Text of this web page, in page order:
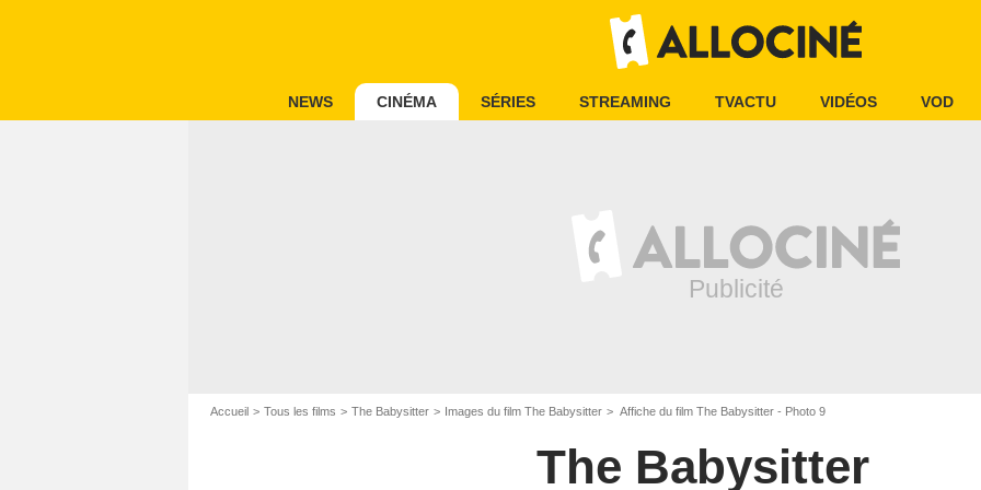
NEWS CINÉMA SÉRIES STREAMING TVACTU VIDÉOS VOD
Accueil Tous les films The Babysitter Images du film The Babysitter Affiche du film The Babysitter - Photo 9
The Babysitter